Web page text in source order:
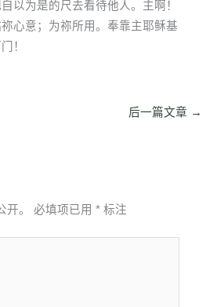
以为是的尺去看待他人。主啊！
心意；为祢所用。奉靠主耶稣基
！
后一篇文章 →
。 必填项已用* 标注